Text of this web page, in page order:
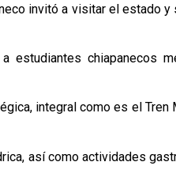
invitó a visitar el estado y
estudiantes chiapanecos
integral como es el Tren
así como actividades